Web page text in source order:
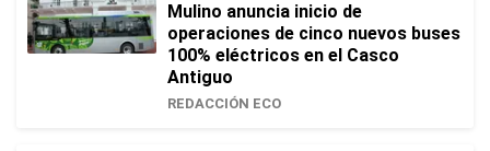
Mulino anuncia inicio de
operaciones de cinco nuevos buses
100% eléctricos en el Casco
Antiguo
REDACCIÓN ECO